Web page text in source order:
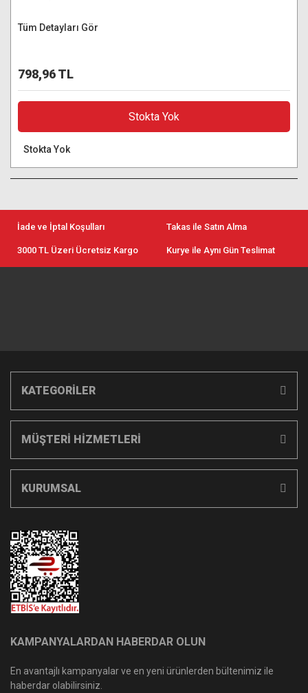
Tüm Detayları Gör
798,96 TL
Stokta Yok
Stokta Yok
İade ve İptal Koşulları Takas ile Satın Alma
3000 TL Üzeri Ücretsiz Kargo Kurye ile Aynı Gün Teslimat
KATEGORİLER
MÜŞTERİ HİZMETLERİ
KURUMSAL
KAMPANYALARDAN HABERDAR OLUN
En avantajlı kampanyalar ve en yeni ürünlerden bültenimiz ile
haberdar olabilirsiniz.